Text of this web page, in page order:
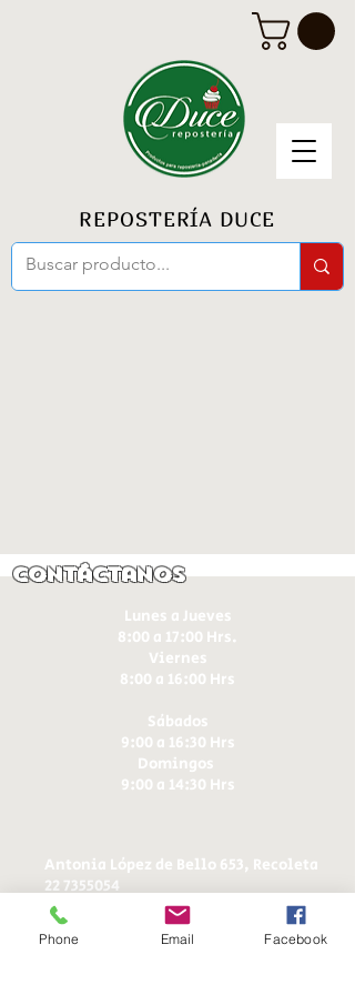
REPOSTERÍA DUCE
Contáctanos
Lunes a Jueves
8:00 a 17:00 Hrs.
Viernes
8:00 a 16:00 Hrs​
Sábados
9:00 a 16:30 Hrs
Domingos
9:00 a 14:30 Hrs
Antonia López de Bello 653, Recoleta
22 7355054
22 7375725
+56 9 75224598
ducereposteria@gmail.com
Phone Email Facebook